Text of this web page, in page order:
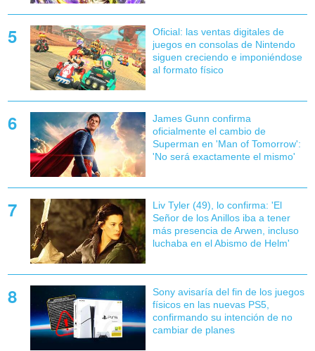
Oficial: las ventas digitales de
juegos en consolas de Nintendo
siguen creciendo e imponiéndose
al formato físico
James Gunn confirma
oficialmente el cambio de
Superman en 'Man of Tomorrow':
'No será exactamente el mismo'
Liv Tyler (49), lo confirma: 'El
Señor de los Anillos iba a tener
más presencia de Arwen, incluso
luchaba en el Abismo de Helm'
Sony avisaría del fin de los juegos
físicos en las nuevas PS5,
confirmando su intención de no
cambiar de planes